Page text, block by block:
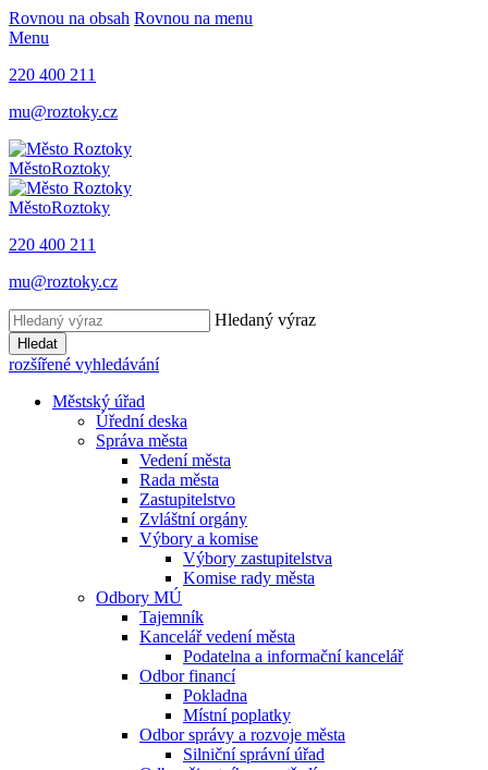
Rovnou na obsah Rovnou na menu
Menu
220 400 211
mu@roztoky.cz
MěstoRoztoky
MěstoRoztoky
220 400 211
mu@roztoky.cz
Hledaný výraz
Hledat
rozšířené vyhledávání
Městský úřad
Úřední deska
Správa města
Vedení města
Rada města
Zastupitelstvo
Zvláštní orgány
Výbory a komise
Výbory zastupitelstva
Komise rady města
Odbory MÚ
Tajemník
Kancelář vedení města
Podatelna a informační kancelář
Odbor financí
Pokladna
Místní poplatky
Odbor správy a rozvoje města
Silniční správní úřad